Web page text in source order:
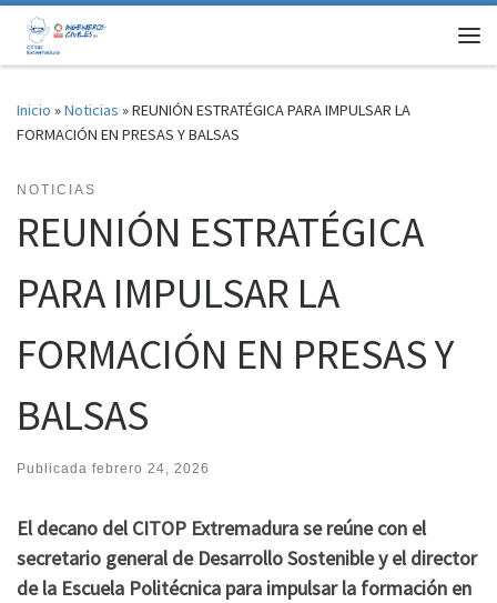
Saltar al contenido
Inicio »Noticias »REUNIÓN ESTRATÉGICA PARA IMPULSAR LA
FORMACIÓN EN PRESAS Y BALSAS
NOTICIAS
REUNIÓN ESTRATÉGICA
PARA IMPULSAR LA
FORMACIÓN EN PRESAS Y
BALSAS
Publicada febrero 24, 2026
El decano del CITOP Extremadura se reúne con el
secretario general de Desarrollo Sostenible y el director
de la Escuela Politécnica para impulsar la formación en